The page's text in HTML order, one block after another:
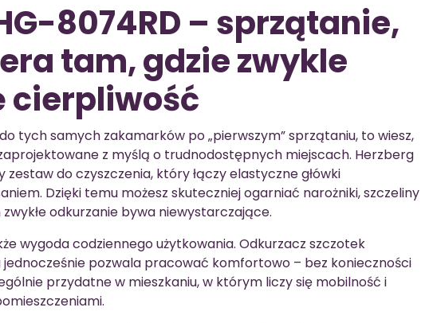
8074RD – sprzątanie,
tam, gdzie zwykle
cierpliwość
tych samych zakamarków po „pierwszym” sprzątaniu, to wiesz,
z myślą o trudnodostępnych miejscach. Herzberg
do czyszczenia, który łączy elastyczne główki
Dzięki temu możesz skuteczniej ogarniać narożniki, szczeliny
odkurzanie bywa niewystarczające.
wygoda codziennego użytkowania. Odkurzacz szczotek
jednocześnie pozwala pracować komfortowo – bez konieczności
przydatne w mieszkaniu, w którym liczy się mobilność i